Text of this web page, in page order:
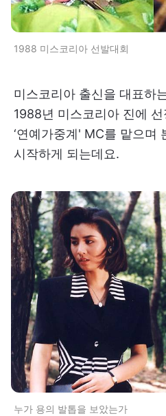
1988 미스코리아 선발대회
미스코리아 출신을 대표하
1988년 미스코리아 진에
‘연예가중계' MC를 맡으며
시작하게 되는데요.
누가 용의 발톱을 보았는가